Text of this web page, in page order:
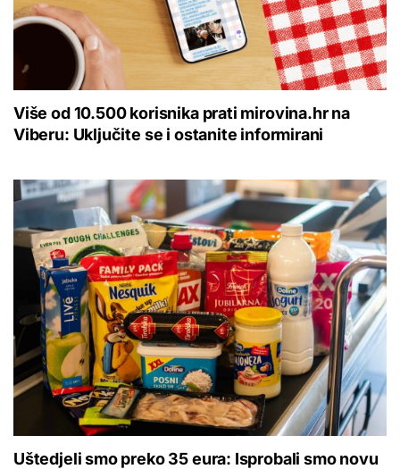
Više od 10.500 korisnika prati mirovina.hr na
Viberu: Uključite se i ostanite informirani
Uštedjeli smo preko 35 eura: Isprobali smo novu